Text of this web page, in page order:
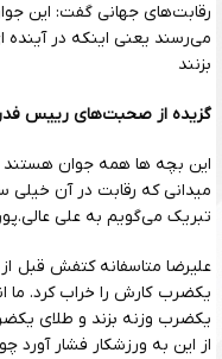
رقابت‌های جهانی گفت: این
می‌رسند یعنی اینکه در آینده
بزنند
گزیده از صحبت‌های رییس
این بچه ها همه جوان هستند
میدانی که رقابت در آن خیلی
تبریک می‌گویم به علی
علیرضا متاسفانه کتفش قبل
یکضرب وزنه بزند و طلای
از این به ورزشکار فشار آورد